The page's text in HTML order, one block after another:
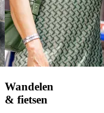
Wandelen
& fietsen